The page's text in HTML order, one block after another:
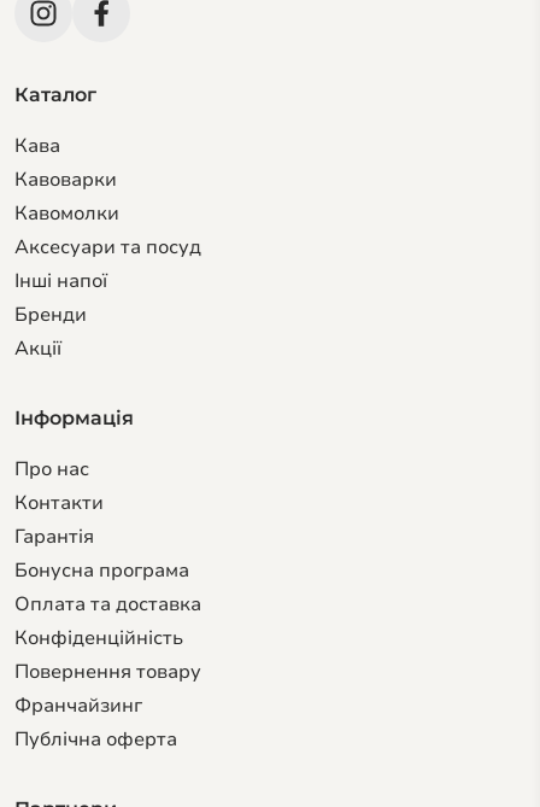
Каталог
Кава
Кавоварки
Кавомолки
Аксесуари та посуд
Інші напої
Бренди
Акції
Інформація
Про нас
Контакти
Гарантiя
Бонусна програма
Оплата та доставка
Конфіденційність
Повернення товару
Франчайзинг
Публічна оферта